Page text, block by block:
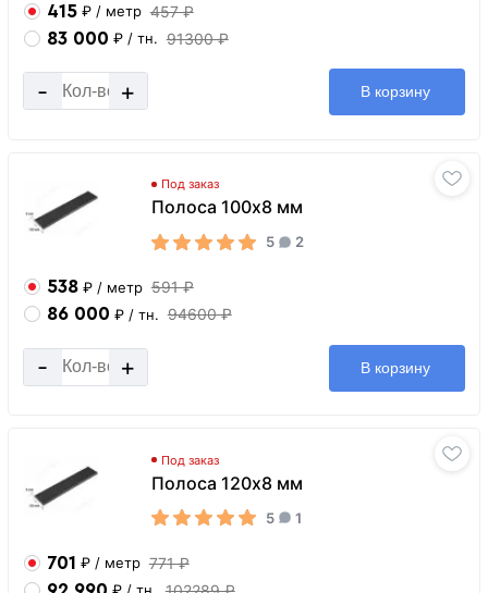
415 ₽ / метр 457 ₽
83 000 ₽ / тн. 91300 ₽
- + В корзину
Под заказ
Полоса 100х8 мм
5 2
538 ₽ / метр 591 ₽
86 000 ₽ / тн. 94600 ₽
- + В корзину
Под заказ
Полоса 120х8 мм
5 1
701 ₽ / метр 771 ₽